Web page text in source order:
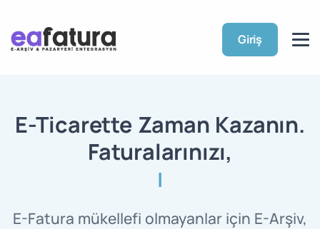
Giriş
E-Ticarette Zaman Kazanın.
Faturalarınızı,
İsterseniz E
E-Fatura mükellefi olmayanlar için E-Arşiv,